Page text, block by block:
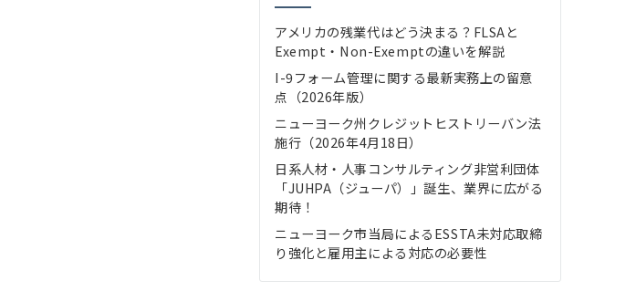
アメリカの残業代はどう決まる？FLSAと
Exempt・Non-Exemptの違いを解説
I-9フォーム管理に関する最新実務上の留意
点（2026年版）
ニューヨーク州クレジットヒストリーバン法
施行（2026年4月18日）
日系人材・人事コンサルティング非営利団体
「JUHPA（ジューパ）」誕生、業界に広がる
期待！
ニューヨーク市当局によるESSTA未対応取締
り強化と雇用主による対応の必要性